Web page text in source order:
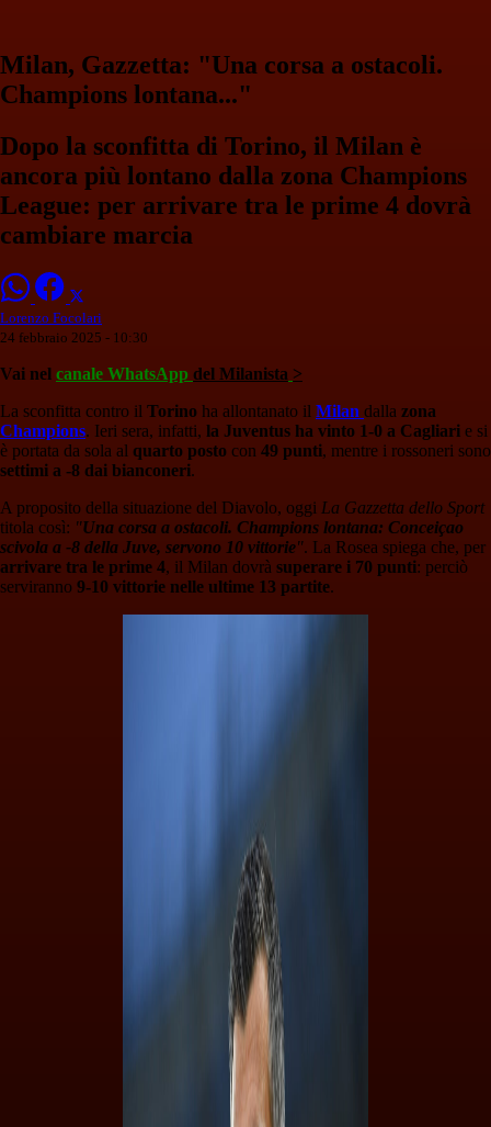
Milan, Gazzetta: "Una corsa a ostacoli.
Champions lontana..."
Dopo la sconfitta di Torino, il Milan è
ancora più lontano dalla zona Champions
League: per arrivare tra le prime 4 dovrà
cambiare marcia
Lorenzo Focolari
24 febbraio 2025 - 10:30
Vai nel canale WhatsApp del Milanista >
La sconfitta contro il Torino ha allontanato il Milan dalla zona
Champions. Ieri sera, infatti, la Juventus ha vinto 1-0 a Cagliari e si
è portata da sola al quarto posto con 49 punti, mentre i rossoneri sono
settimi a -8 dai bianconeri.
A proposito della situazione del Diavolo, oggi La Gazzetta dello Sport
titola così: "Una corsa a ostacoli. Champions lontana: Conceiçao
scivola a -8 della Juve, servono 10 vittorie". La Rosea spiega che, per
arrivare tra le prime 4, il Milan dovrà superare i 70 punti: perciò
serviranno 9-10 vittorie nelle ultime 13 partite.